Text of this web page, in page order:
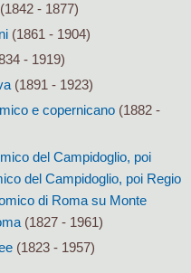
- 1877)
(1861 - 1904)
- 1919)
(1891 - 1923)
e copernicano(1882 -
del Campidoglio, poi
del Campidoglio, poi Regio
di Roma su Monte
(1827 - 1961)
(1823 - 1957)